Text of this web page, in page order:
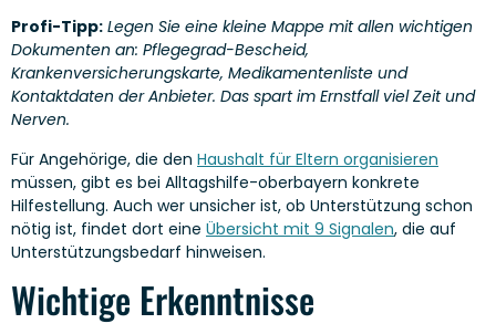
Profi-Tipp: Legen Sie eine kleine Mappe mit allen wichtigen
Dokumenten an: Pflegegrad-Bescheid,
Krankenversicherungskarte, Medikamentenliste und
Kontaktdaten der Anbieter. Das spart im Ernstfall viel Zeit und
Nerven.
Für Angehörige, die den Haushalt für Eltern organisieren
müssen, gibt es bei Alltagshilfe-oberbayern konkrete
Hilfestellung. Auch wer unsicher ist, ob Unterstützung schon
nötig ist, findet dort eine Übersicht mit 9 Signalen, die auf
Unterstützungsbedarf hinweisen.
Wichtige Erkenntnisse